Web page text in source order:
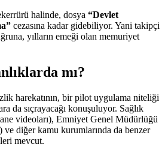
halinde, dosya “Devlet
cezasına kadar gidebiliyor. Yani takipçi
yılların emeği olan memuriyet
mı?
harekatının, bir pilot uygulama niteliği
da sıçrayacağı konuşuluyor. Sağlık
videoları), Emniyet Genel Müdürlüğü
ve diğer kamu kurumlarında da benzer
mevcut.